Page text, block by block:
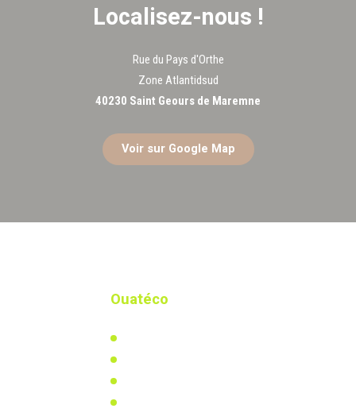
Localisez-nous !
Rue du Pays d'Orthe
Zone Atlantidsud
40230 Saint Geours de Maremne
Voir sur Google Map
Ouatéco